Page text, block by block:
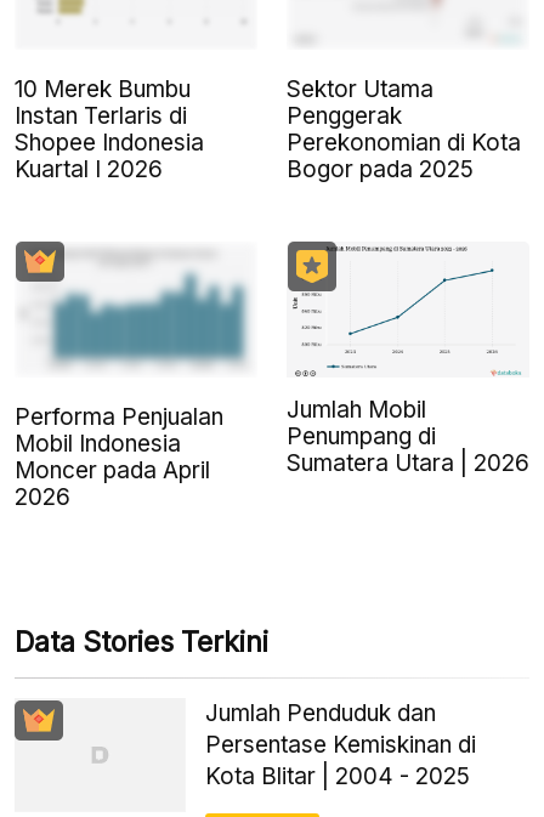
10 Merek Bumbu
Instan Terlaris di
Shopee Indonesia
Kuartal I 2026
Sektor Utama
Penggerak
Perekonomian di Kota
Bogor pada 2025
Performa Penjualan
Mobil Indonesia
Moncer pada April
2026
Jumlah Mobil
Penumpang di
Sumatera Utara | 2026
Data Stories Terkini
Jumlah Penduduk dan
Persentase Kemiskinan di
Kota Blitar | 2004 - 2025